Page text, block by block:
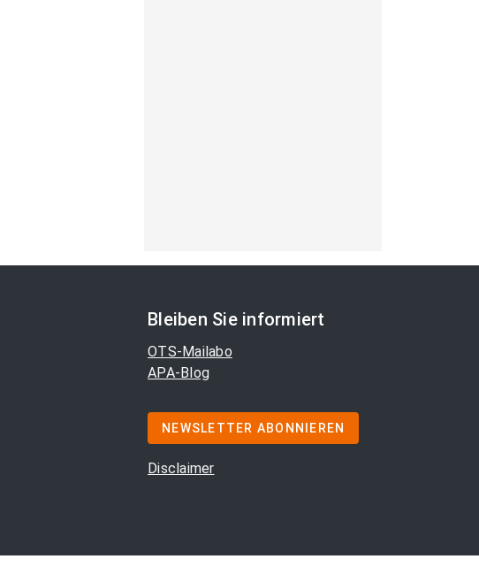
Bleiben Sie informiert
OTS-Mailabo
APA-Blog
NEWSLETTER ABONNIEREN
Disclaimer